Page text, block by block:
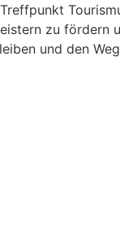
zu fördern
und den